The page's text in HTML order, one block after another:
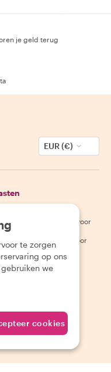
je geld terug
EUR (€)
voor
voorwaarden voor
onze app
te zorgen
op ons
we
cookies